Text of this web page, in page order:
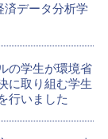
済データ分析学
の学生が環境省
に取り組む学生
行いました